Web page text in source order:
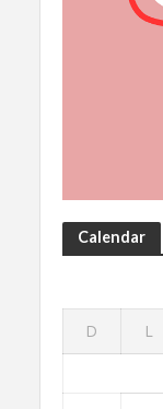
Calendar
D L